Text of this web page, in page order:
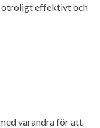
otroligt effektivt och
varandra för att